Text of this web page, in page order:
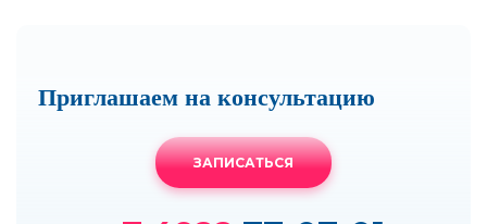
Приглашаем на консультацию
ЗАПИСАТЬСЯ